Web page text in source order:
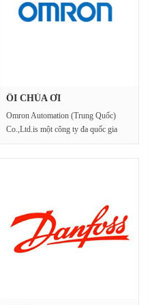
ÔI CHÚA ƠI
Omron Automation (Trung Quốc)
Co.,Ltd.is một công ty đa quốc gia